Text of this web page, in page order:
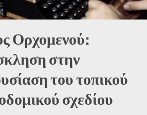
Ορχομενού:
στην
του τοπικού
σχεδίου